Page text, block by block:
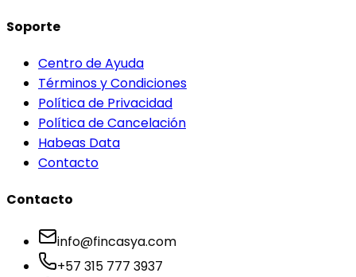
Soporte
Centro de Ayuda
Términos y Condiciones
Política de Privacidad
Política de Cancelación
Habeas Data
Contacto
Contacto
info@fincasya.com
+57 315 777 3937